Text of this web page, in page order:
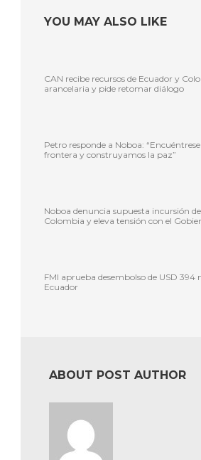
YOU MAY ALSO LIKE
CAN recibe recursos de Ecuador y
arancelaria y pide retomar diálogo
Petro responde a Noboa:
frontera y construyamos la paz”
Noboa denuncia supuesta incursión
Colombia y eleva tensión con el
FMI aprueba desembolso de USD 394
Ecuador
ABOUT POST AUTHOR